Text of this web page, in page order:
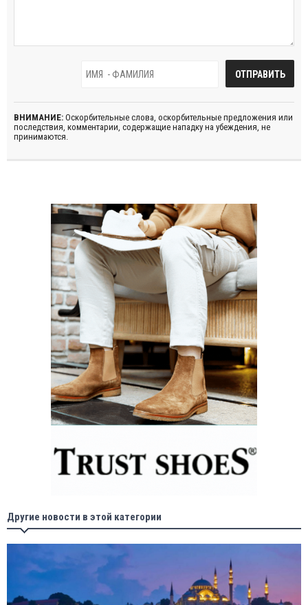
ВНИМАНИЕ: Оскорбительные слова, оскорбительные предложения или
последствия, комментарии, содержащие нападку на убеждения, не
принимаются.
Другие новости в этой категории